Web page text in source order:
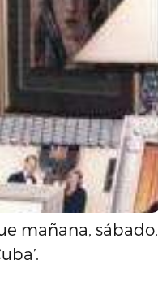
mañana, sábado,